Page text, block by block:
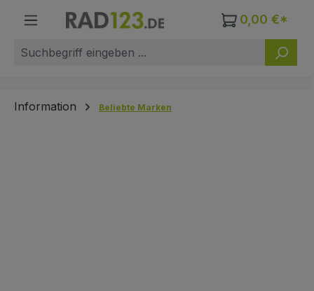
Zum Hauptinhalt springen 0,00 €*
Information Beliebte Marken